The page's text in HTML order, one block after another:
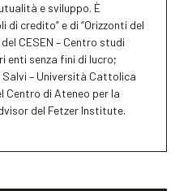
e sviluppo. È
credito” e di “Orizzonti del
CESEN – Centro studi
enti senza fini di lucro;
– Università Cattolica
Centro di Ateneo per la
del Fetzer Institute.